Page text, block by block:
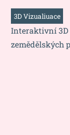
3D Vizualiuace
Interaktivní 3D
zemědělských